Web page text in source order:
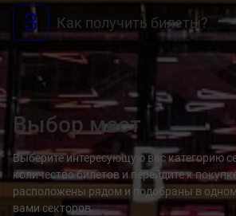
3 Как получить билеты?
Выбор мест
Выберите интересующую вас категорию
количество билетов и перейдите к
расположены рядом и подобраны в
вами секторов.